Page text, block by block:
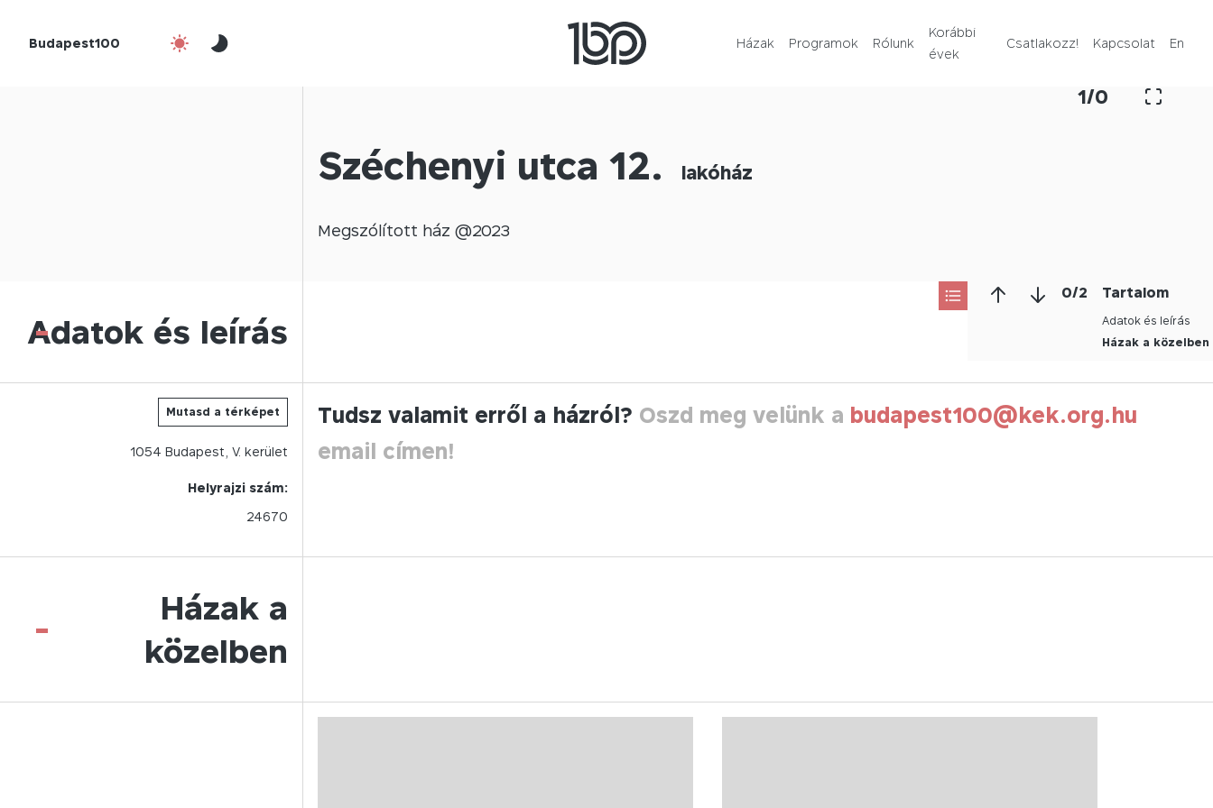
Budapest100 Házak Programok Rólunk
Korábbi
évek
Csatlakozz! Kapcsolat En
1/0
Széchenyi utca 12. lakóház
Megszólított ház @2023
0/2 Tartalom
Adatok és leírás
Házak a közelben
Adatok és leírás
-
Mutasd a térképet
1054 Budapest, V. kerület
Helyrajzi szám:
24670
Tudsz valamit erről a házról? Oszd meg velünk a budapest100@kek.org.hu
email címen!
Házak a
közelben
-